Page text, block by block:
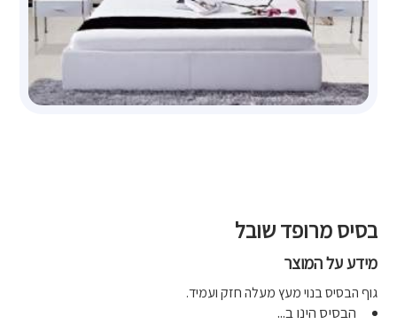
בסיס מרופד שובל
מידע על המוצר
גוף הבסיס בנוי מעץ מעלה חזק ועמיד.
הבסיס הינו ב...